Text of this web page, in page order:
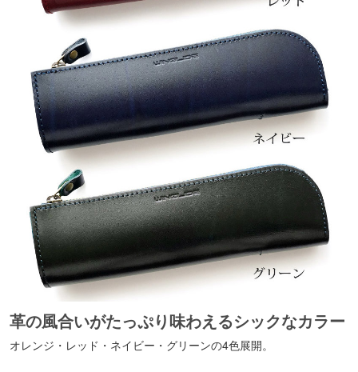
革の風合いがたっぷり味わえるシックなカラー
オレンジ・レッド・ネイビー・グリーンの4色展開。